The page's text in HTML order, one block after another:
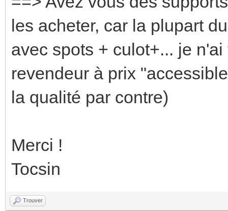
les acheter, car la plupart
avec spots + culot+... je
revendeur à prix
la qualité par contre)
Merci !
Tocsin
Trouver